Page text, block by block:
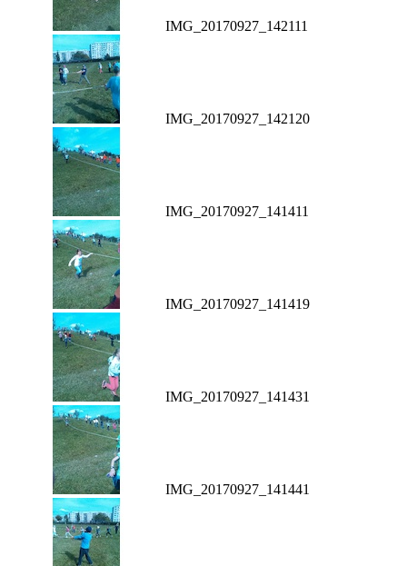
IMG_20170927_142111
IMG_20170927_142120
IMG_20170927_141411
IMG_20170927_141419
IMG_20170927_141431
IMG_20170927_141441